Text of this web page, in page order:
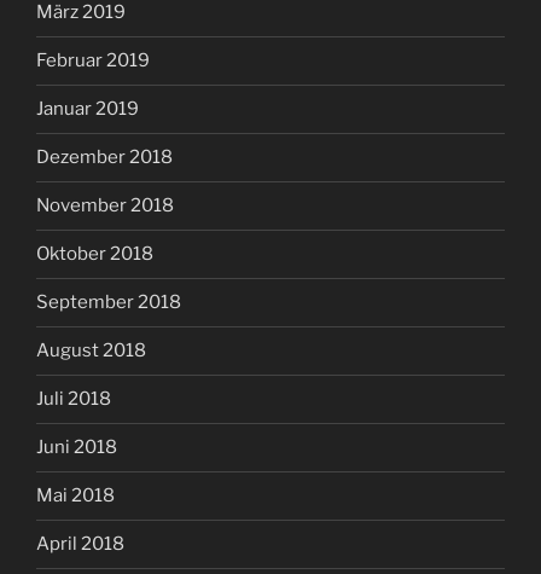
März 2019
Februar 2019
Januar 2019
Dezember 2018
November 2018
Oktober 2018
September 2018
August 2018
Juli 2018
Juni 2018
Mai 2018
April 2018